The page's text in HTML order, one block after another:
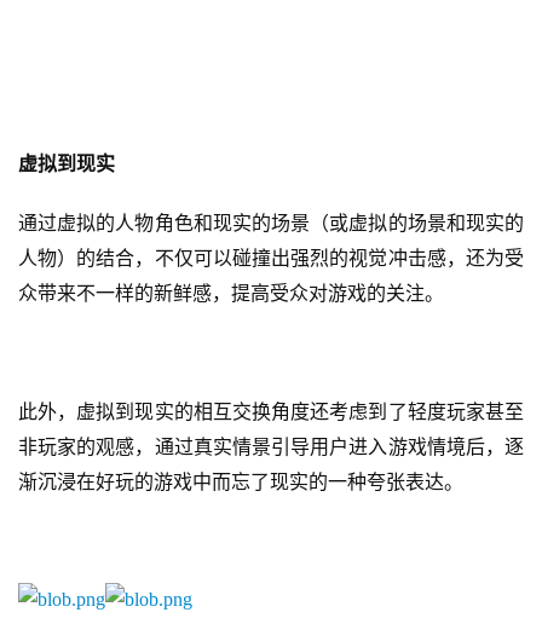
游
茶
原
创
业
界
戏
虚拟到现实
通过虚拟的人物角色和现实的场景（或虚拟的场景和现实的
人物）的结合，不仅可以碰撞出强烈的视觉冲击感，还为受
众带来不一样的新鲜感，提高受众对游戏的关注。
此外，虚拟到现实的相互交换角度还考虑到了轻度玩家甚至
非玩家的观感，通过真实情景引导用户进入游戏情境后，逐
渐沉浸在好玩的游戏中而忘了现实的一种夸张表达。